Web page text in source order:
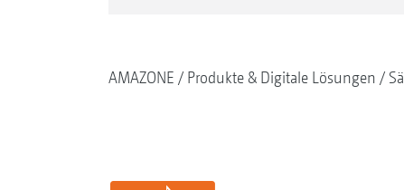
AMAZONE Produkte & Digitale Lösungen